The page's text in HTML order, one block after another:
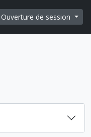
Ouverture de session